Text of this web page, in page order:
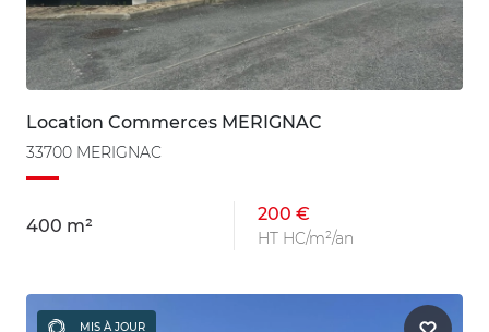
Location Commerces MERIGNAC
33700 MERIGNAC
400 m²
200 €
HT HC/m²/an
MIS À JOUR